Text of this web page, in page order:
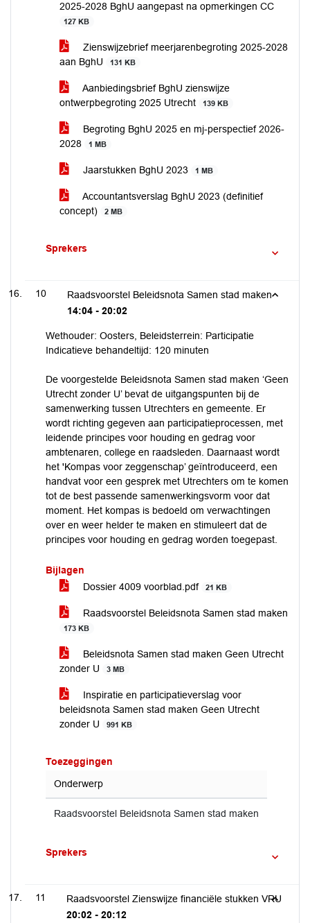
2025-2028 BghU aangepast na opmerkingen CC
127 KB
Zienswijzebrief meerjarenbegroting 2025-2028
aan BghU
131 KB
Aanbiedingsbrief BghU zienswijze
ontwerpbegroting 2025 Utrecht
139 KB
Begroting BghU 2025 en mj-perspectief 2026-
2028
1 MB
Jaarstukken BghU 2023 1 MB
Accountantsverslag BghU 2023 (definitief
concept)
2 MB
Sprekers
10
Raadsvoorstel Beleidsnota Samen stad maken
14:04 - 20:02
Wethouder: Oosters, Beleidsterrein: Participatie
Indicatieve behandeltijd: 120 minuten
De voorgestelde Beleidsnota Samen stad maken ‘Geen
Utrecht zonder U’ bevat de uitgangspunten bij de
samenwerking tussen Utrechters en gemeente. Er
wordt richting gegeven aan participatieprocessen, met
leidende principes voor houding en gedrag voor
ambtenaren, college en raadsleden. Daarnaast wordt
het 'Kompas voor zeggenschap’ geïntroduceerd, een
handvat voor een gesprek met Utrechters om te komen
tot de best passende samenwerkingsvorm voor dat
moment. Het kompas is bedoeld om verwachtingen
over en weer helder te maken en stimuleert dat de
principes voor houding en gedrag worden toegepast.
Bijlagen
Dossier 4009 voorblad.pdf
21 KB
Raadsvoorstel Beleidsnota Samen stad maken
173 KB
Beleidsnota Samen stad maken Geen Utrecht
zonder U
3 MB
Inspiratie en participatieverslag voor
beleidsnota Samen stad maken Geen Utrecht
zonder U
991 KB
Toezeggingen
Onderwerp
Raadsvoorstel Beleidsnota Samen stad maken
Sprekers
11
Raadsvoorstel Zienswijze financiële stukken VRU
20:02 - 20:12